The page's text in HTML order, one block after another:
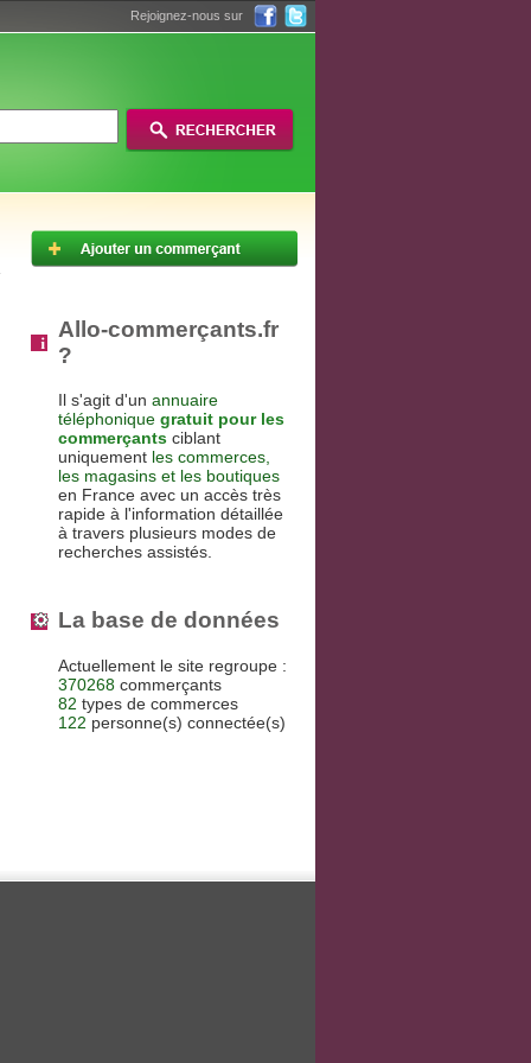
Rejoignez-nous sur
Allo-commerçants.fr
?
Il s'agit d'un annuaire
téléphonique gratuit pour les
commerçants ciblant
uniquement les commerces,
les magasins et les boutiques
en France avec un accès très
rapide à l'information détaillée
à travers plusieurs modes de
recherches assistés.
La base de données
Actuellement le site regroupe :
370268 commerçants
82 types de commerces
122 personne(s) connectée(s)